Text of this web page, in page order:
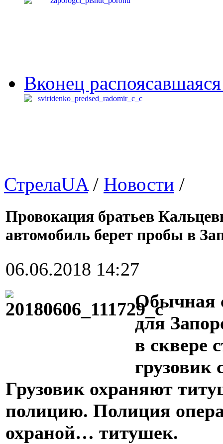
Вконец
СтрелаUA/ Новости /
Провокация братьев
автомобиль берет пробы в
06.06.2018 14:27
Обычная
для
в сквере
грузовик
Грузовик охраняют
полицию. Полиция
охраной… титушек.